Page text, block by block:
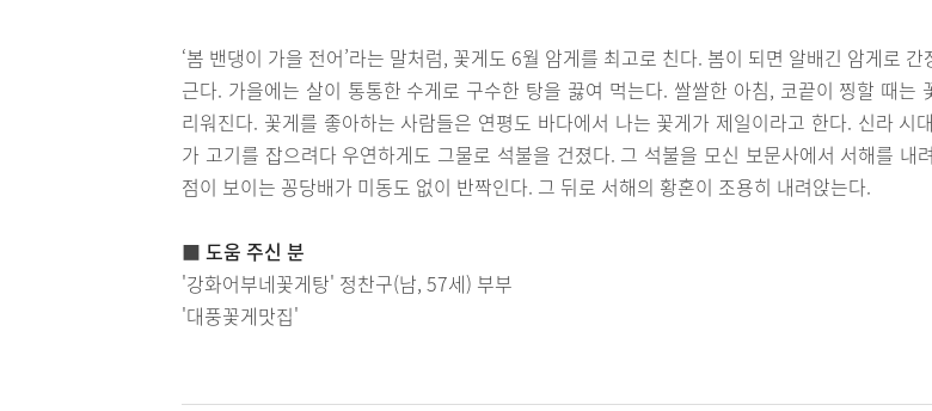
‘봄 밴댕이 가을 전어’라는 말처럼, 꽃게도 6월 암게를 최고로 친다. 봄이 되면 알배긴 암게로 간
근다. 가을에는 살이 통통한 수게로 구수한 탕을 끓여 먹는다. 쌀쌀한 아침, 코끝이 찡할 때는
리워진다. 꽃게를 좋아하는 사람들은 연평도 바다에서 나는 꽃게가 제일이라고 한다. 신라 시
가 고기를 잡으려다 우연하게도 그물로 석불을 건졌다. 그 석불을 모신 보문사에서 서해를 내
점이 보이는 꽁당배가 미동도 없이 반짝인다. 그 뒤로 서해의 황혼이 조용히 내려앉는다.
■ 도움 주신 분
'강화어부네꽃게탕' 정찬구(남, 57세) 부부
'대풍꽃게맛집'